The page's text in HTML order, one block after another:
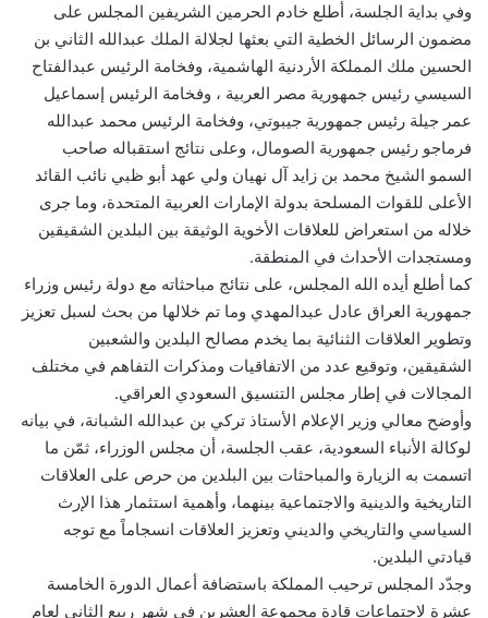
وفي بداية الجلسة، أطلع خادم الحرمين الشريفين المجلس على
مضمون الرسائل الخطية التي بعثها لجلالة الملك عبدالله الثاني بن
الحسين ملك المملكة الأردنية الهاشمية، وفخامة الرئيس عبدالفتاح
السيسي رئيس جمهورية مصر العربية ، وفخامة الرئيس إسماعيل
عمر جيلة رئيس جمهورية جيبوتي، وفخامة الرئيس محمد عبدالله
فرماجو رئيس جمهورية الصومال، وعلى نتائج استقباله صاحب
السمو الشيخ محمد بن زايد آل نهيان ولي عهد أبو ظبي نائب القائد
الأعلى للقوات المسلحة بدولة الإمارات العربية المتحدة، وما جرى
خلاله من استعراض للعلاقات الأخوية الوثيقة بين البلدين الشقيقين
ومستجدات الأحداث في المنطقة.
كما أطلع أيده الله المجلس، على نتائج مباحثاته مع دولة رئيس وزراء
جمهورية العراق عادل عبدالمهدي وما تم خلالها من بحث لسبل تعزيز
وتطوير العلاقات الثنائية بما يخدم مصالح البلدين والشعبين
الشقيقين، وتوقيع عدد من الاتفاقيات ومذكرات التفاهم في مختلف
المجالات في إطار مجلس التنسيق السعودي العراقي.
وأوضح معالي وزير الإعلام الأستاذ تركي بن عبدالله الشبانة، في بيانه
لوكالة الأنباء السعودية، عقب الجلسة، أن مجلس الوزراء، ثمّن ما
اتسمت به الزيارة والمباحثات بين البلدين من حرص على العلاقات
التاريخية والدينية والاجتماعية بينهما، وأهمية استثمار هذا الإرث
السياسي والتاريخي والديني وتعزيز العلاقات انسجاماً مع توجه
قيادتي البلدين.
وجدّد المجلس ترحيب المملكة باستضافة أعمال الدورة الخامسة
عشرة لاجتماعات قادة مجموعة العشرين في شهر ربيع الثاني لعام